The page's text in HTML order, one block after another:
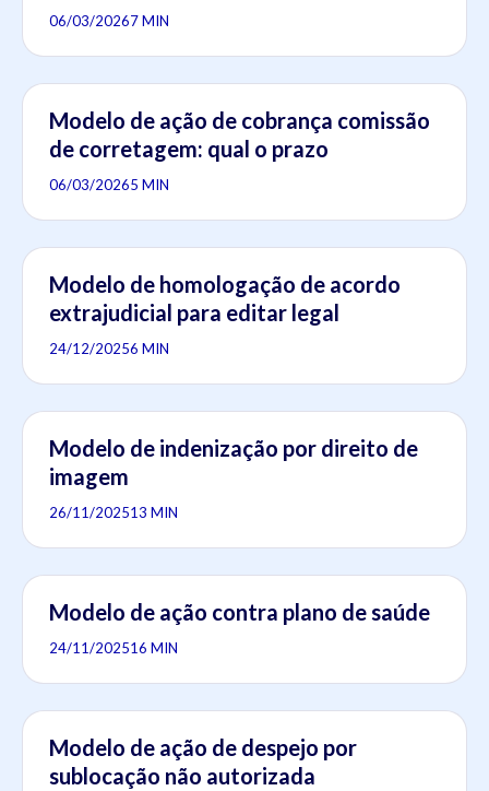
06/03/20267 MIN
Modelo de ação de cobrança comissão
de corretagem: qual o prazo
06/03/20265 MIN
Modelo de homologação de acordo
extrajudicial para editar legal
24/12/20256 MIN
Modelo de indenização por direito de
imagem
26/11/202513 MIN
Modelo de ação contra plano de saúde
24/11/202516 MIN
Modelo de ação de despejo por
sublocação não autorizada